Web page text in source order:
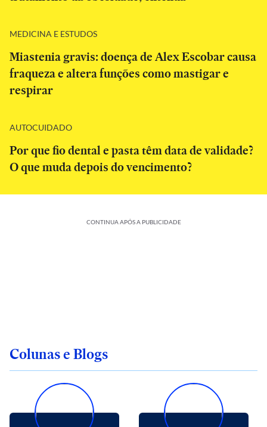
MEDICINA E ESTUDOS
Miastenia gravis: doença de Alex Escobar causa
fraqueza e altera funções como mastigar e
respirar
AUTOCUIDADO
Por que fio dental e pasta têm data de validade?
O que muda depois do vencimento?
CONTINUA APÓS A PUBLICIDADE
Colunas e Blogs